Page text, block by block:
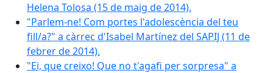
Helena Tolosa (15 de maig de 2014).
"Parlem-ne! Com portes l'adolescència del teu
fill/a?" a càrrec d'Isabel Martínez del SAPIJ (11 de
febrer de 2014).
"Ei, que creixo! Que no t'agafi per sorpresa" a